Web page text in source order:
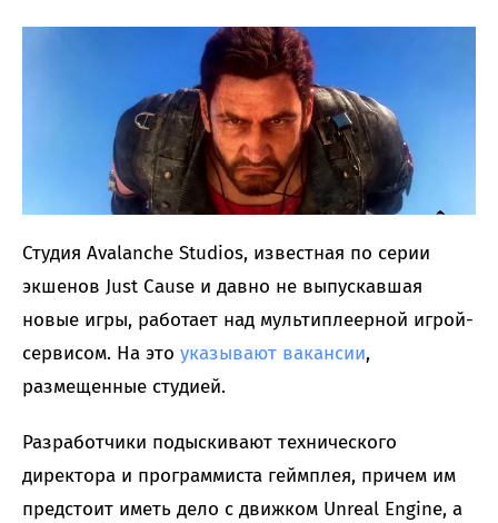
Студия Avalanche Studios, известная по серии
экшенов Just Cause и давно не выпускавшая
новые игры, работает над мультиплеерной игрой-
сервисом. На это указывают вакансии,
размещенные студией.
Разработчики подыскивают технического
директора и программиста геймплея, причем им
предстоит иметь дело с движком Unreal Engine, а